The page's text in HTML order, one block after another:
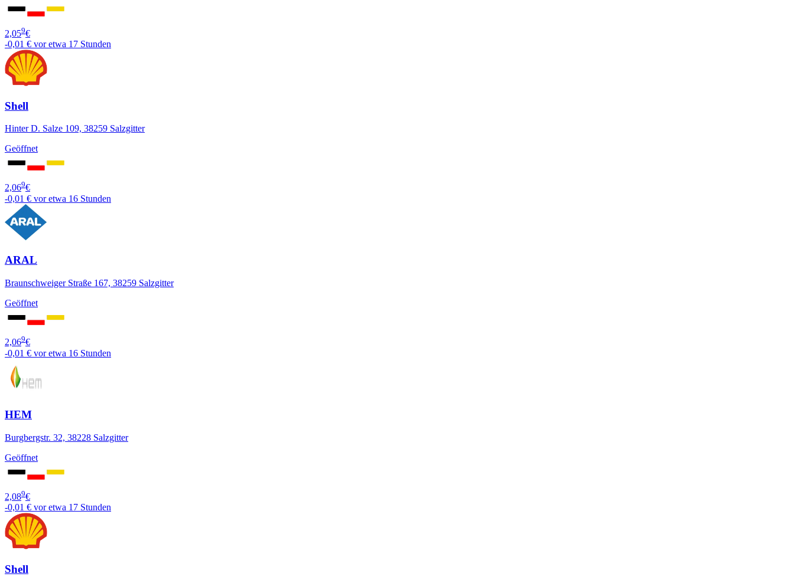
2,059€
-0,01 € vor etwa 17 Stunden
Shell
Hinter D. Salze 109, 38259 Salzgitter
Geöffnet
2,069€
-0,01 € vor etwa 16 Stunden
ARAL
Braunschweiger Straße 167, 38259 Salzgitter
Geöffnet
2,069€
-0,01 € vor etwa 16 Stunden
HEM
Burgbergstr. 32, 38228 Salzgitter
Geöffnet
2,089€
-0,01 € vor etwa 17 Stunden
Shell